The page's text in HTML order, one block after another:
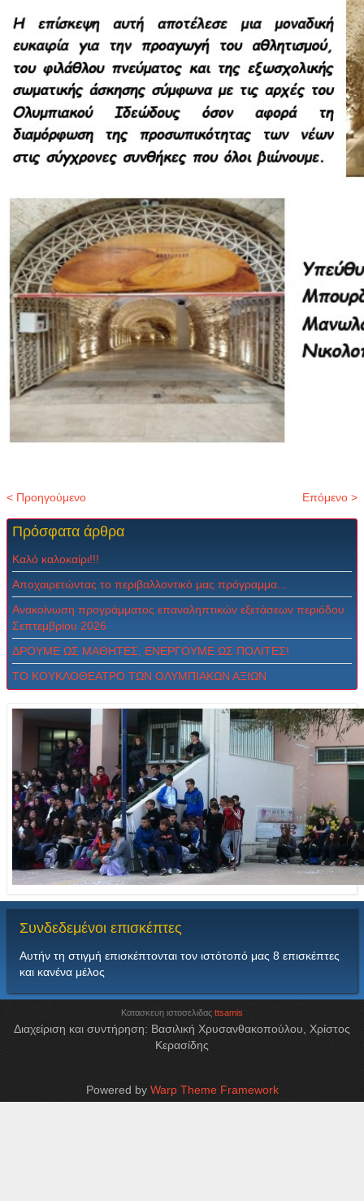
< Προηγούμενο Επόμενο >
Πρόσφατα άρθρα
Καλό καλοκαίρι!!!
Αποχαιρετώντας το περιβαλλοντικό μας πρόγραμμα...
Ανακοίνωση προγράμματος επαναληπτικών εξετάσεων περιόδου
Σεπτεμβρίου 2026
ΔPOYME ΩΣ MAΘHTEΣ, ENEPΓOYME ΩΣ ΠOΛITEΣ!
ΤΟ ΚΟΥΚΛΟΘΕΑΤΡΟ ΤΩΝ ΟΛΥΜΠΙΑΚΩΝ ΑΞΙΩΝ
Συνδεδεμένοι επισκέπτες
Αυτήν τη στιγμή επισκέπτονται τον ιστότοπό μας 8 επισκέπτες
και κανένα μέλος
Κατασκευη ιστοσελιδας ttsamis
Διαχείριση και συντήρηση: Βασιλική Χρυσανθακοπούλου, Χρίστος
Κερασίδης
Powered by Warp Theme Framework